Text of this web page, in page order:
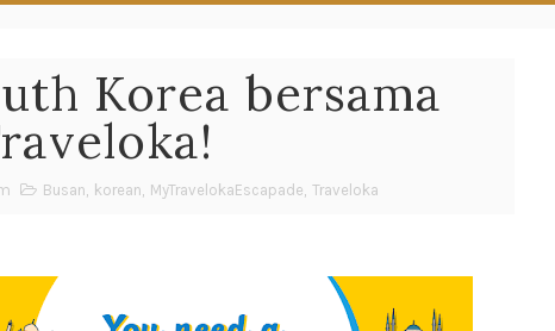
Korea bersama
Busan, korean, MyTravelokaEscapade, Traveloka